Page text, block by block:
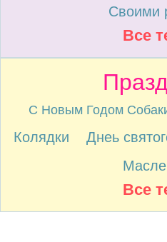
Своими
Все
С Новым Годом
Колядки
Днеь
Все